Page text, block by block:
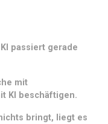
passiert gerade
mit
KI beschäftigen.
bringt, liegt es